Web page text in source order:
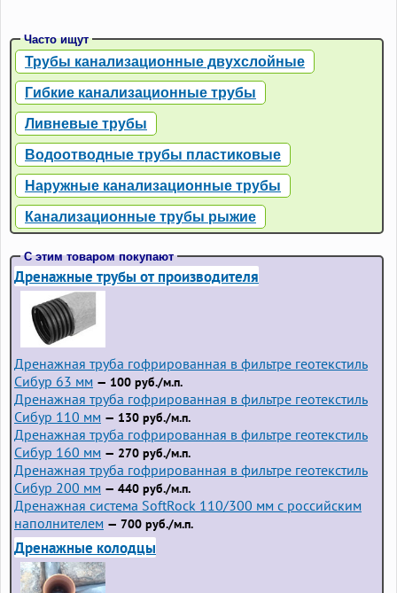
Часто ищут
Трубы канализационные двухслойные
Гибкие канализационные трубы
Ливневые трубы
Водоотводные трубы пластиковые
Наружные канализационные трубы
Канализационные трубы рыжие
С этим товаром покупают
Дренажные трубы от производителя
Дренажная труба гофрированная в фильтре геотекстиль
Сибур 63 мм — 100 руб./м.п.
Дренажная труба гофрированная в фильтре геотекстиль
Сибур 110 мм — 130 руб./м.п.
Дренажная труба гофрированная в фильтре геотекстиль
Сибур 160 мм — 270 руб./м.п.
Дренажная труба гофрированная в фильтре геотекстиль
Сибур 200 мм — 440 руб./м.п.
Дренажная система SoftRock 110/300 мм с российским
наполнителем — 700 руб./м.п.
Дренажные колодцы